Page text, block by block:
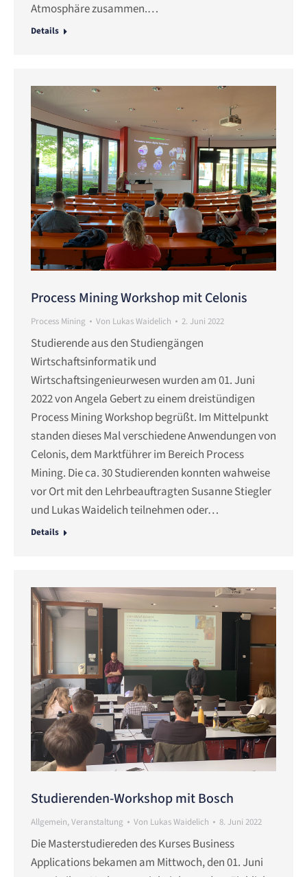
Atmosphäre zusammen.…
Details
Process Mining Workshop mit Celonis
Process Mining Von Lukas Waidelich 2. Juni 2022
Studierende aus den Studiengängen
Wirtschaftsinformatik und
Wirtschaftsingenieurwesen wurden am 01. Juni
2022 von Angela Gebert zu einem dreistündigen
Process Mining Workshop begrüßt. Im Mittelpunkt
standen dieses Mal verschiedene Anwendungen von
Celonis, dem Marktführer im Bereich Process
Mining. Die ca. 30 Studierenden konnten wahweise
vor Ort mit den Lehrbeauftragten Susanne Stiegler
und Lukas Waidelich teilnehmen oder…
Details
Studierenden-Workshop mit Bosch
Allgemein,Veranstaltung Von Lukas Waidelich 8. Juni 2022
Die Masterstudiereden des Kurses Business
Applications bekamen am Mittwoch, den 01. Juni